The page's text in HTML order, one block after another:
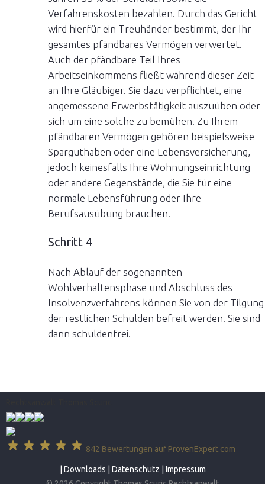
Verfahrenskosten bezahlen. Durch das Gericht
wird hierfür ein Treuhänder bestimmt, der Ihr
gesamtes pfändbares Vermögen verwertet.
Auch der pfändbare Teil Ihres
Arbeitseinkommens fließt während dieser Zeit
an Ihre Gläubiger. Sie dazu verpflichtet, eine
angemessene Erwerbstätigkeit auszuüben oder
sich um eine solche zu bemühen. Zu Ihrem
pfändbaren Vermögen gehören beispielsweise
Sparguthaben oder eine Lebensversicherung,
jedoch keinesfalls Ihre Wohnungseinrichtung
oder andere Gegenstände, die Sie für eine
normale Lebensführung oder Ihre
Berufsausübung brauchen.
Schritt 4
Nach Ablauf der sogenannten
Wohlverhaltensphase und Abschluss des
Insolvenzverfahrens können Sie von der Tilgung
der restlichen Schulden befreit werden. Sie sind
dann schuldenfrei.
842 Bewertungen auf ProvenExpert.com
Downloads Datenschutz
Impressum